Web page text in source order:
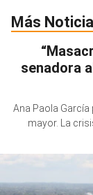
Más
senadora
Ana Paola
mayor. La